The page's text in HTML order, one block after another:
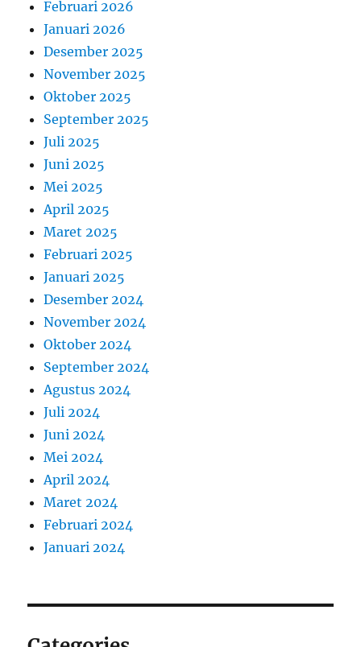
Februari 2026
Januari 2026
Desember 2025
November 2025
Oktober 2025
September 2025
Juli 2025
Juni 2025
Mei 2025
April 2025
Maret 2025
Februari 2025
Januari 2025
Desember 2024
November 2024
Oktober 2024
September 2024
Agustus 2024
Juli 2024
Juni 2024
Mei 2024
April 2024
Maret 2024
Februari 2024
Januari 2024